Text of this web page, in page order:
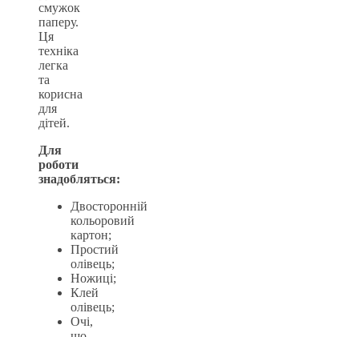
смужок
паперу.
Ця
техніка
легка
та
корисна
для
дітей.
Для
роботи
знадобляться:
Двосторонній
кольоровий
картон;
Простий
олівець;
Ножиці;
Клей
олівець;
Очі,